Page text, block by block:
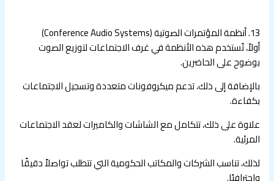
13. أنظمة المؤتمرات الصوتية (Conference Audio Systems)
أولاً، تُستخدم هذه الأنظمة في غرف الاجتماعات لتوزيع الصوت
بوضوح على الحاضرين.
بالإضافة إلى ذلك، تدعم ميكروفونات متعددة وتسجيل الاجتماعات
بكفاءة.
علاوة على ذلك، تتكامل مع الشاشات والكاميرات لعقد الاجتماعات
المرئية.
لذلك، تناسب الشركات والمكاتب الحكومية التي تتطلب تواصلاً دقيقًا